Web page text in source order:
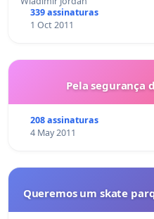
339 assinaturas
1 Oct 2011
Pela segurança
208 assinaturas
4 May 2011
Queremos um skate